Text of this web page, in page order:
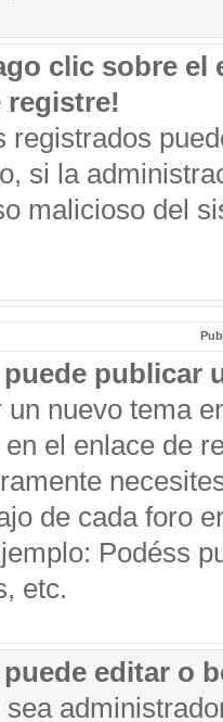
clic sobre el
registre!
registrados
si la
malicioso del
publicar
un nuevo tema
el enlace de
de cada foro
Podéss
etc.
editar o